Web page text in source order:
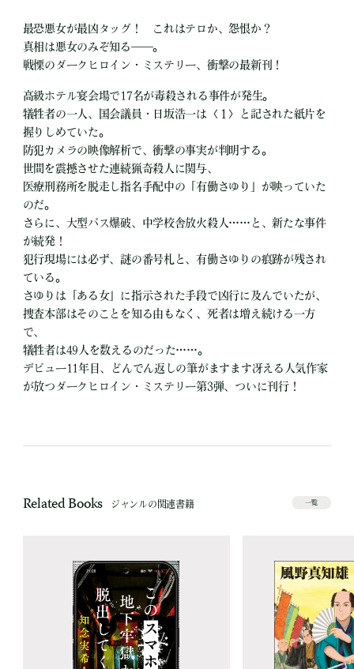
最恐悪女が最凶タッグ！ これはテロか、怨恨か？
真相は悪女のみぞ知る――。
戦慄のダークヒロイン・ミステリー、衝撃の最新刊！
高級ホテル宴会場で17名が毒殺される事件が発生。
犠牲者の一人、国会議員・日坂浩一は〈１〉と記された紙片を
握りしめていた。
防犯カメラの映像解析で、衝撃の事実が判明する。
世間を震撼させた連続猟奇殺人に関与、
医療刑務所を脱走し指名手配中の「有働さゆり」が映っていた
のだ。
さらに、大型バス爆破、中学校舎放火殺人……と、新たな事件
が続発！
犯行現場には必ず、謎の番号札と、有働さゆりの痕跡が残され
ている。
さゆりは「ある女」に指示された手段で凶行に及んでいたが、
捜査本部はそのことを知る由もなく、死者は増え続ける一方
で、
犠牲者は49人を数えるのだった……。
デビュー11年目、どんでん返しの筆がますます冴える人気作家
が放つダークヒロイン・ミステリー第3弾、ついに刊行！
Related Books ジャンルの関連書籍 一覧